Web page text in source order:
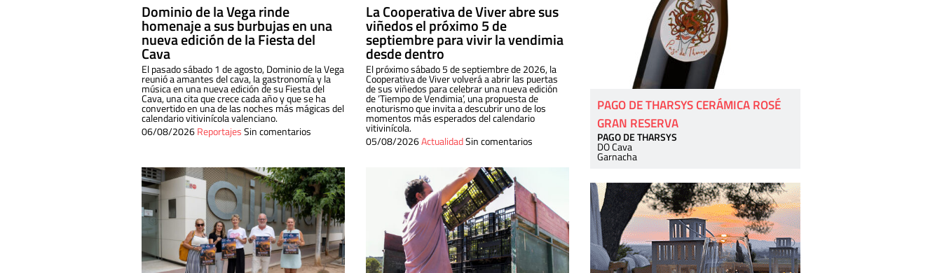
Dominio de la Vega rinde
homenaje a sus burbujas en una
nueva edición de la Fiesta del
Cava
El pasado sábado 1 de agosto, Dominio de la Vega
reunió a amantes del cava, la gastronomía y la
música en una nueva edición de su Fiesta del
Cava, una cita que crece cada año y que se ha
convertido en una de las noches más mágicas del
calendario vitivinícola valenciano.
06/08/2026ReportajesSin comentarios
La Cooperativa de Viver abre sus
viñedos el próximo 5 de
septiembre para vivir la vendimia
desde dentro
El próximo sábado 5 de septiembre de 2026, la
Cooperativa de Viver volverá a abrir las puertas
de sus viñedos para celebrar una nueva edición
de ‘Tiempo de Vendimia’, una propuesta de
enoturismo que invita a descubrir uno de los
momentos más esperados del calendario
vitivinícola.
05/08/2026ActualidadSin comentarios
PAGO DE THARSYS CERÁMICA ROSÉ
GRAN RESERVA
PAGO DE THARSYS
DO Cava
Garnacha